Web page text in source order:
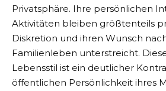
Privatsphäre. Ihre persönlichen
Aktivitäten bleiben größtenteils
Diskretion und ihren Wunsch
Familienleben unterstreicht.
Lebensstil ist ein deutlicher
öffentlichen Persönlichkeit ihres